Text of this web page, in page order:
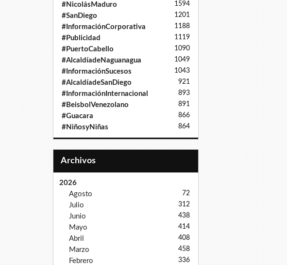
#NicolásMaduro 1594
#SanDiego 1201
#InformaciónCorporativa 1188
#Publicidad 1119
#PuertoCabello 1090
#AlcaldíadeNaguanagua 1049
#InformaciónSucesos 1043
#AlcaldíadeSanDiego 921
#InformaciónInternacional 893
#BeisbolVenezolano 891
#Guacara 866
#NiñosyNiñas 864
Archivos
2026
Agosto
72
Julio 312
Junio 438
Mayo 414
Abril 408
Marzo 458
Febrero 336